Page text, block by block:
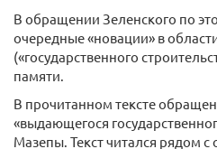
В обращении Зеленского по
очередные «новации» в
(«государственного
памяти.
В прочитанном тексте
«выдающегося
Мазепы. Текст читался рядом